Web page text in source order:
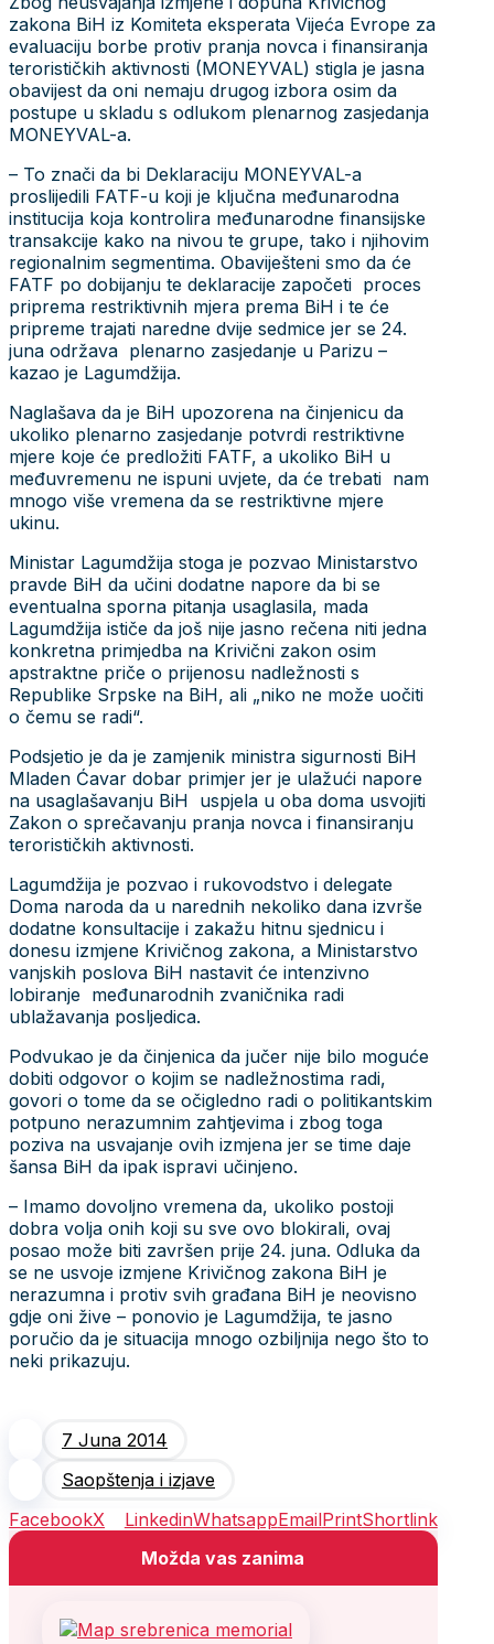
zakona BiH iz Komiteta eksperata Vijeća Evrope za
evaluaciju borbe protiv pranja novca i finansiranja
terorističkih aktivnosti (MONEYVAL) stigla je jasna
obavijest da oni nemaju drugog izbora osim da
postupe u skladu s odlukom plenarnog zasjedanja
MONEYVAL-a.
– To znači da bi Deklaraciju MONEYVAL-a
proslijedili FATF-u koji je ključna međunarodna
institucija koja kontrolira međunarodne finansijske
transakcije kako na nivou te grupe, tako i njihovim
regionalnim segmentima. Obaviješteni smo da će
FATF po dobijanju te deklaracije započeti proces
priprema restriktivnih mjera prema BiH i te će
pripreme trajati naredne dvije sedmice jer se 24.
juna održava plenarno zasjedanje u Parizu –
kazao je Lagumdžija.
Naglašava da je BiH upozorena na činjenicu da
ukoliko plenarno zasjedanje potvrdi restriktivne
mjere koje će predložiti FATF, a ukoliko BiH u
međuvremenu ne ispuni uvjete, da će trebati nam
mnogo više vremena da se restriktivne mjere
ukinu.
Ministar Lagumdžija stoga je pozvao Ministarstvo
pravde BiH da učini dodatne napore da bi se
eventualna sporna pitanja usaglasila, mada
Lagumdžija ističe da još nije jasno rečena niti jedna
konkretna primjedba na Krivični zakon osim
apstraktne priče o prijenosu nadležnosti s
Republike Srpske na BiH, ali „niko ne može uočiti
o čemu se radi“.
Podsjetio je da je zamjenik ministra sigurnosti BiH
Mladen Ćavar dobar primjer jer je ulažući napore
na usaglašavanju BiH uspjela u oba doma usvojiti
Zakon o sprečavanju pranja novca i finansiranju
terorističkih aktivnosti.
Lagumdžija je pozvao i rukovodstvo i delegate
Doma naroda da u narednih nekoliko dana izvrše
dodatne konsultacije i zakažu hitnu sjednicu i
donesu izmjene Krivičnog zakona, a Ministarstvo
vanjskih poslova BiH nastavit će intenzivno
lobiranje međunarodnih zvaničnika radi
ublažavanja posljedica.
Podvukao je da činjenica da jučer nije bilo moguće
dobiti odgovor o kojim se nadležnostima radi,
govori o tome da se očigledno radi o politikantskim
potpuno nerazumnim zahtjevima i zbog toga
poziva na usvajanje ovih izmjena jer se time daje
šansa BiH da ipak ispravi učinjeno.
– Imamo dovoljno vremena da, ukoliko postoji
dobra volja onih koji su sve ovo blokirali, ovaj
posao može biti završen prije 24. juna. Odluka da
se ne usvoje izmjene Krivičnog zakona BiH je
nerazumna i protiv svih građana BiH je neovisno
gdje oni žive – ponovio je Lagumdžija, te jasno
poručio da je situacija mnogo ozbiljnija nego što to
neki prikazuju.
7 Juna 2014
Saopštenja i izjave
FacebookX LinkedinWhatsappEmailPrintShortlink
Možda vas zanima